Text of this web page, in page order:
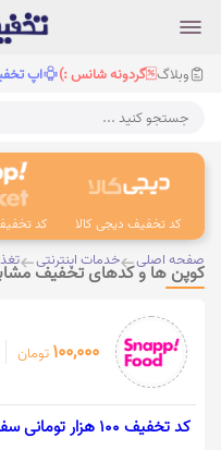
وبلاگ گردونه شانس :) اپ
جستجو کنید ...
کد تخفیف دیجی کالا کد
صفحه اصلی خدمات اینترنتی
کوپن ها و کدهای تخفیف
100,000 تومان
کد تخفیف 100 هزار تومانی سفارش غذا اسنپ فود خرید اول